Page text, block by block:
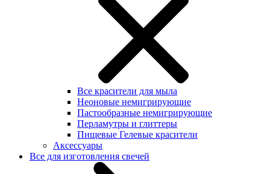
Все красители для мыла
Неоновые немигрирующие
Пастообразные немигрирующие
Перламутры и глиттеры
Пищевые Гелевые красители
Аксессуары
Все для изготовления свечей